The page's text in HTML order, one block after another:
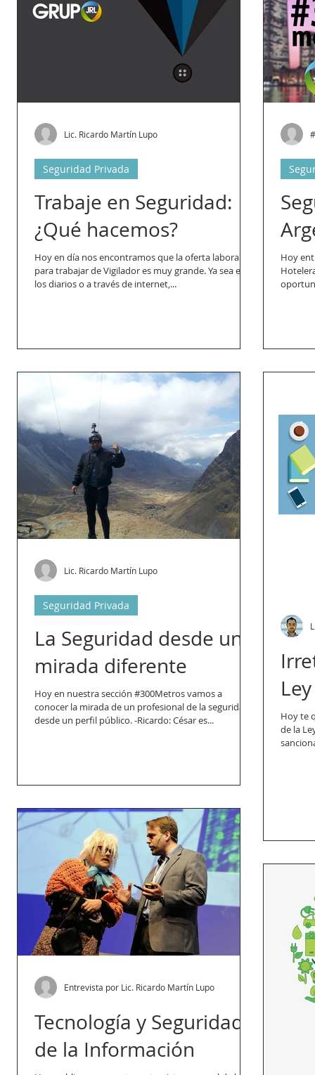
Trabaje en Seguridad:
¿Qué hacemos?
Hoy en día nos encontramos que la oferta laboral
para trabajar de Vigilador es muy grande. Ya sea en
los diarios o a través de internet,...
Seguridad Privada
Lic. Ricardo Martín Lupo
Hoy
Hotelera en
La Seguridad desde una
mirada diferente
Hoy en nuestra sección #300Metros vamos a
conocer la mirada de un profesional de la seguridad
desde un perfil público. -Ricardo: César es...
Seguridad Privada
Lic. Ricardo Martín Lupo
Ley
Hoy te
de la
Tecnología y Seguridad
de la Información
Entrevista por Lic. Ricardo Martín Lupo